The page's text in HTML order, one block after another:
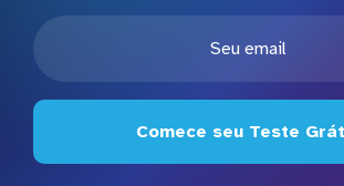
Comece seu Teste